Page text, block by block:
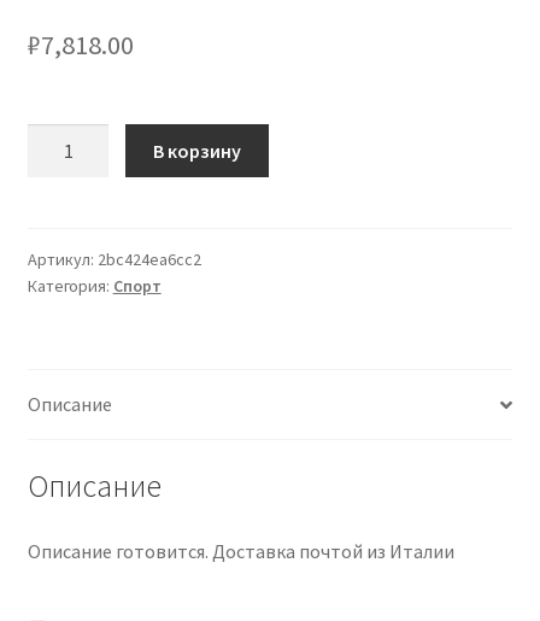
₽7,818.00
PROTEIN
SHAKE
900
В корзину
Артикул: 2bc424ea6cc2
Категория: Спорт
Описание
Описание
Описание готовится. Доставка почтой из Италии